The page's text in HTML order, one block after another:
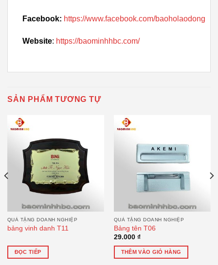
Facebook: https://www.facebook.com/baoholaodong
Website: https://baominhhbc.com/
SẢN PHẨM TƯƠNG TỰ
QUÀ TẶNG DOANH NGHIỆP
bảng vinh danh T11
ĐỌC TIẾP
QUÀ TẶNG DOANH NGHIỆP
Bảng tên T06
29.000 ₫
THÊM VÀO GIỎ HÀNG